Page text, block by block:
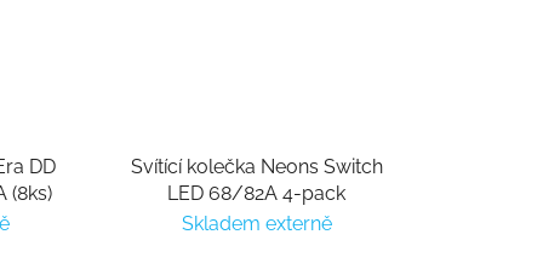
DD
(8ks)
Svítící kolečka Neons Switch
LED 68/82A 4-pack
Skladem externě